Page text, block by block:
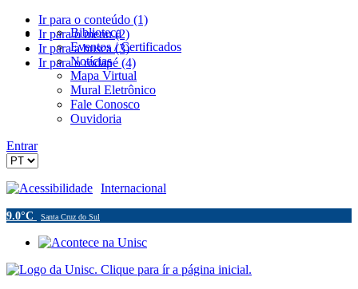
Ir para o conteúdo (1)
Ir para o menu (2)
Ir para a busca (3)
Ir para o rodapé (4)
Biblioteca
Eventos / Certificados
Notícias
Mapa Virtual
Mural Eletrônico
Fale Conosco
Ouvidoria
Entrar
Acessibilidade Internacional
9.0°C Santa Cruz do Sul